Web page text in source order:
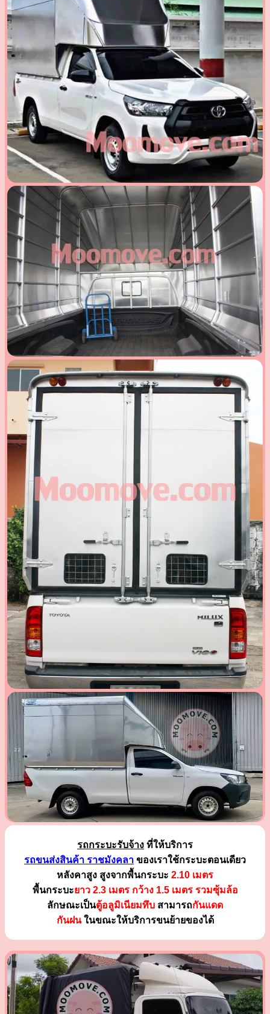
รถกระบะรับจ้าง ที่ให้บริการ
รถขนส่งสินค้า ราชมังคลา ของเราใช้กระบะตอนเดียว
หลังคาสูง สูงจากพื้นกระบะ 2.10 เมตร
พื้นกระบะยาว 2.3 เมตร กว้าง 1.5 เมตร รวมซุ้มล้อ
ลักษณะเป็นตู้อลูมิเนียมทึบ สามารถกันแดด
กันฝนในขณะให้บริการขนย้ายของได้